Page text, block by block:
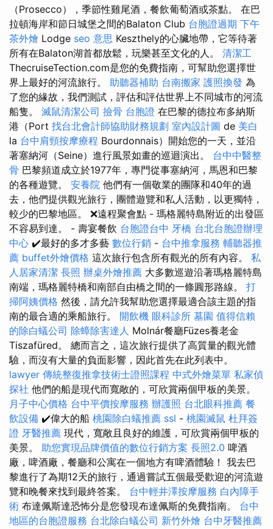
（Prosecco），季節性雞尾酒，餐飲葡萄酒或茶點。 在巴
拉頓海岸和節日城堡之間的Balaton Club 台胞證過期 下午
茶外燴 Lodge seo 意思 Keszthely的心臟地帶，它等待著
所有在Balaton湖首都放鬆，玩樂甚至文化的人。 清潔工
ThecruiseTection.com是您的免費指南，可幫助您選擇世
界上最好的河流旅行。 助聽器補助 台南搬家 護照換發 為
了您的緣故，我們測試，評估和評估世界上不同城市的河流
船隻。 滅鼠清潔公司 撿骨 台胞證 在巴黎的德拉布多納斯
港（Port 找台北會計師協助財務規劃 室內設計圖 de 美白
la 台中肩頸按摩療程 Bourdonnais）開始您的一天，並沿
著塞納河（Seine）進行風景如畫的巡迴演出。 台中中醫整
骨 巴黎頻道成立於1977年，專門從事塞納河，馬恩和巴黎
的各種遊覽。 安養院 他們有一個敬業的團隊和40年的過
去，他們提供觀光旅行，團體遊覽和私人活動，以更獨特，
較少的巴黎地區。 ❌遠程聚會點 - 瑪格麗特島附近的出發區
不容易到達。 - 壽宴餐飲 台胞證台中 牙橋 台北台胞證辦理
中心 ✔️最好的多才多藝 數位行銷 - 台中推拿服務 輔聽器推
薦 buffet外燴價格 這次旅行包含所有觀光的所有內容。 私
人居家清潔 長照 辦桌外燴推薦 大多數巡遊沿著瑪格麗特島
南端，瑪格麗特橋和南部自由橋之間的一條圓形路線。 打
掃阿姨價格 然後，請允許我幫助您選擇最適合該主題的指
南的最合適的乘船旅行。 開飲機 眼科診所 墓園 值得信賴
的除白蟻公司 除蟑除害達人 Molnár餐廳Füzes養老金
Tiszafüred。 總而言之，這次旅行提供了高質量的觀光體
驗，而沒有大量的負面影響，因此首先在此列表中。
lawyer 傳統整復推拿技術士證照課程 中式外燴菜單 私家偵
探社 他們的船是現代而寬敞的，可欣賞兩個甲板的美景。
月子中心價格 台中平價按摩服務 辦護照 台北眼科推薦 餐
飲設備 ✔️偉大的船 桃園除白蟻推薦 ssl - 桃園滅鼠 杜拜簽
證 牙醫推薦 現代，寬敞且良好的維護，可欣賞兩個甲板的
美景。 助您實現品牌價值的數位行銷方案 長照2.0 啤酒
廠，啤酒廠，餐廳和公寓在一個地方有啤酒體驗！ 我去巴
黎進行了為期12天的旅行，通過嘗試五個最受歡迎的河流遊
覽和晚餐來找到最終答案。 台中輕井澤按摩服務 白內障手
術 布達佩斯達恐怖分是您發現布達佩斯的免費指南。 台中
地區的台胞證服務 台北除白蟻公司 新竹外燴 台中牙醫推薦